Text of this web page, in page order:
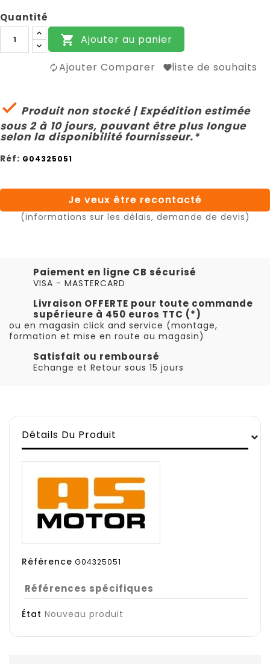
Quantité
 Ajouter au panier
Ajouter Comparer liste de souhaits
 Produit non stocké | Expédition estimée
sous 2 à 10 jours, pouvant être plus longue
selon la disponibilité fournisseur.*
Réf: G04325051
Je veux être recontacté
(informations sur les délais, demande de devis)
Paiement en ligne CB sécurisé
VISA - MASTERCARD
Livraison OFFERTE pour toute commande
supérieure à 450 euros TTC (*)
ou en magasin click and service (montage,
formation et mise en route au magasin)
Satisfait ou remboursé
Echange et Retour sous 15 jours
Détails Du Produit
Référence G04325051
Références spécifiques
État Nouveau produit